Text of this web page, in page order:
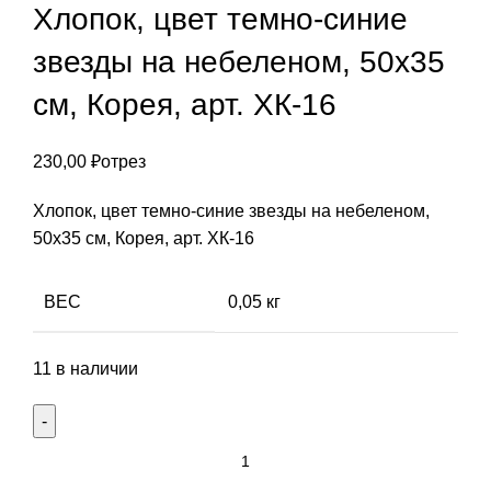
Хлопок, цвет темно-синие
звезды на небеленом, 50х35
см, Корея, арт. ХК-16
230,00 ₽отрез
Хлопок, цвет темно-синие звезды на небеленом,
50х35 см, Корея, арт. ХК-16
ВЕС 0,05 кг
11 в наличии